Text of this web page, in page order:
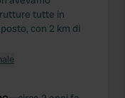
and ads, to
analyse our traffic.
use of our site with
partners who
tutte in
con 2 km di